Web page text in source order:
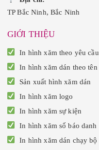
TP Bắc Ninh, Bắc Ninh
GIỚI THIỆU
In hình xăm theo yêu cầu
In hình xăm dán theo tên
Sản xuất hình xăm dán
In hình xăm logo
In hình xăm sự kiện
In hình xăm số báo danh
In hình xăm dán chạy bộ